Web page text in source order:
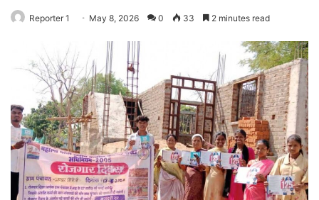
Reporter 1 May 8, 2026 0 33 2 minutes read